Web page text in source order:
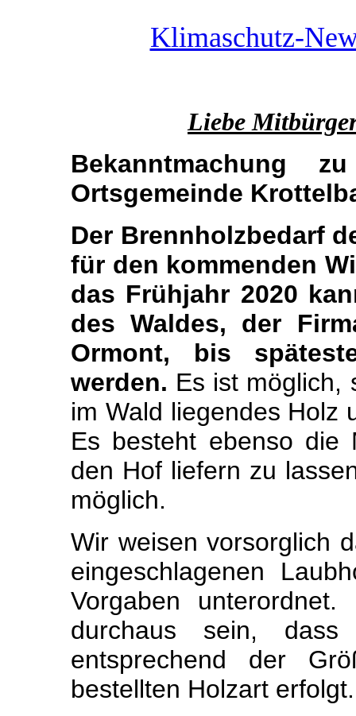
Klimaschutz-
Liebe
Bekanntmachung
Ortsgemeinde
Der Brennholzbedarf
für den kommenden
das Frühjahr 2020
des Waldes, der
Ormont, bis
werden. Es ist möglich,
im Wald liegendes Holz
Es besteht ebenso die
den Hof liefern zu
möglich.
Wir weisen vorsorglich
eingeschlagenen
Vorgaben
durchaus sein, dass
entsprechend der
bestellten Holzart erfolgt.